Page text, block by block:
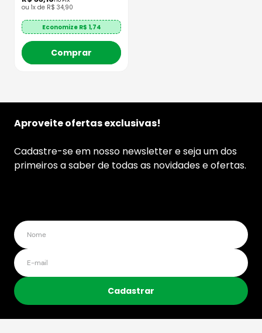
ou 1x de R$ 34,90
Economize R$ 1,74
Comprar
Aproveite ofertas exclusivas!
Cadastre-se em nosso newsletter e seja um dos
primeiros a saber de todas as novidades e ofertas.
Cadastrar